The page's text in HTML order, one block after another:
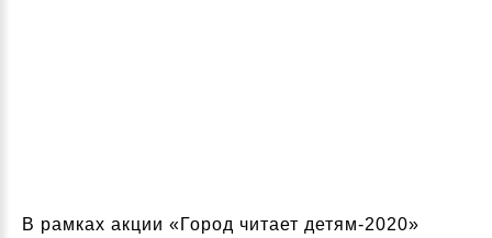
В рамках акции «Город читает детям-2020»